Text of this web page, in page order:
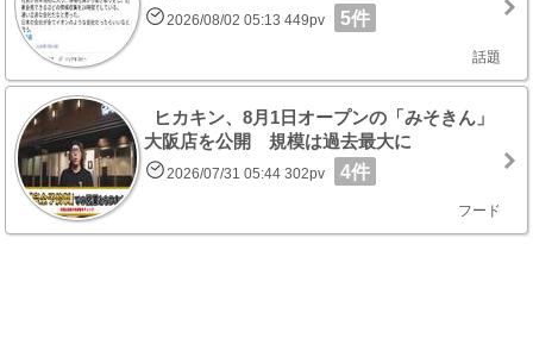
2026/08/02 05:13 449pv 5件
話題
ヒカキン、8月1日オープンの「みそきん」
大阪店を公開 規模は過去最大に
2026/07/31 05:44 302pv 4件
フード